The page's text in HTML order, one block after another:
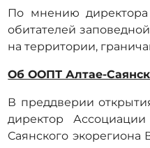
По мнению директора
обитателей
на территории,
Об ООПТ Алтае-
В преддверии
директор
Саянского экорегиона